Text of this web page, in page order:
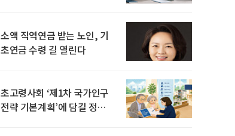
소액 직역연금 받는 노인, 기
초연금 수령 길 열린다
초고령사회 ‘제1차 국가인구
전략 기본계획’에 담길 정책